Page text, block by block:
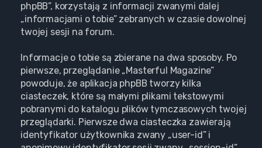
phpBB”, korzystają z informacji zwanymi dalej
„informacjami o tobie” zebranych w czasie dowolnej
twojej sesji na forum.
Informacje o tobie są zbierane na dwa sposoby. Po
pierwsze, przeglądanie „Masterful Magazine”
powoduje, że aplikacja phpBB tworzy kilka
ciasteczek, które są małymi plikami tekstowymi
pobranymi do katalogu plików tymczasowych twojej
przeglądarki. Pierwsze dwa ciasteczka zawierają
identyfikator użytkownika zwany „user-id” i